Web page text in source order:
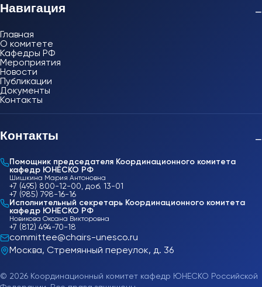
Навигация −
Главная
О комитете
Кафедры РФ
Мероприятия
Новости
Публикации
Документы
Контакты
Контакты −
Помощник председателя Координационного комитета
кафедр ЮНЕСКО РФ
Шишкина Мария Антоновна
+7 (495) 800-12-00, доб. 13-01
+7 (985) 798-16-16
Исполнительный секретарь Координационного комитета
кафедр ЮНЕСКО РФ
Новикова Оксана Викторовна
+7 (812) 494-70-18
committee@chairs-unesco.ru
Москва, Стремянный переулок, д. 36
© 2026 Координационный комитет кафедр ЮНЕСКО Российской